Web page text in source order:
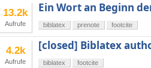
13.2k
Aufrufe
Ein Wort an Beginn
biblatex prenote footcite
4.2k
Aufrufe
[closed] Biblatex
biblatex footcite